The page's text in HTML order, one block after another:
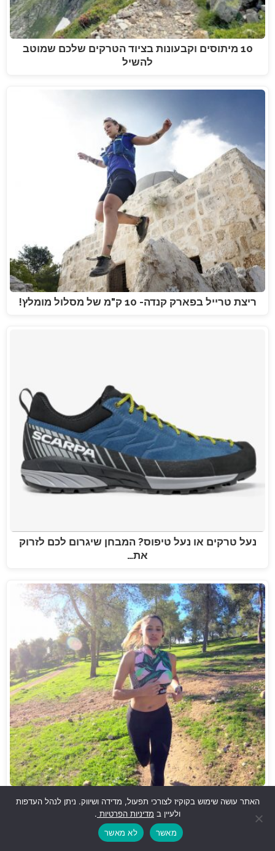
10 מיתוסים וקבעונות בציוד הטרקים שלכם שמוטב
להשיל
ריצת טרייל בפארק קנדה- 10 ק"מ של מסלול מומלץ!
נעל טרקים או נעל טיפוס? המבחן שיגרום לכם לזרוק
את…
המדריך השלם לריצת סינגלים בשטח - Trail Running
האתר עושה שימוש בקוקיז לצורכי תפעול, מדידה ושיווק. ניתן לנהל העדפות
ולעיין ב מדיניות הפרטיות .
מאשר
לא מאשר